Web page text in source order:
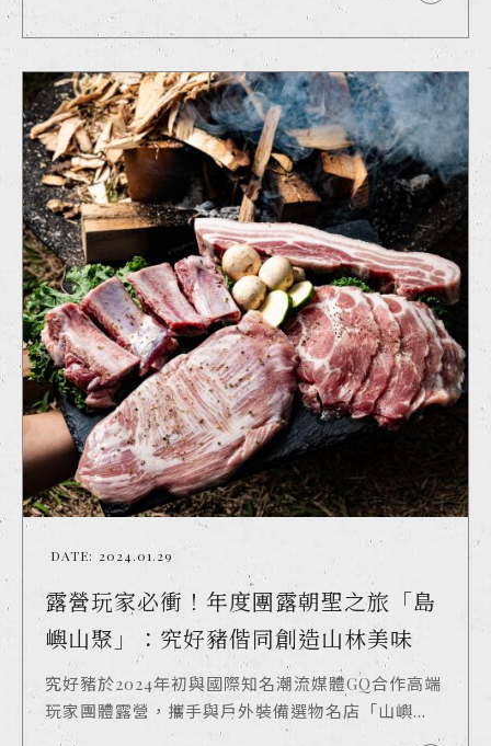
DATE: 2024.01.29
露營玩家必衝！年度團露朝聖之旅「島
嶼山聚」：究好豬偕同創造山林美味
究好豬於2024年初與國際知名潮流媒體GQ合作高端
玩家團體露營，攜手與戶外裝備選物名店「山嶼...